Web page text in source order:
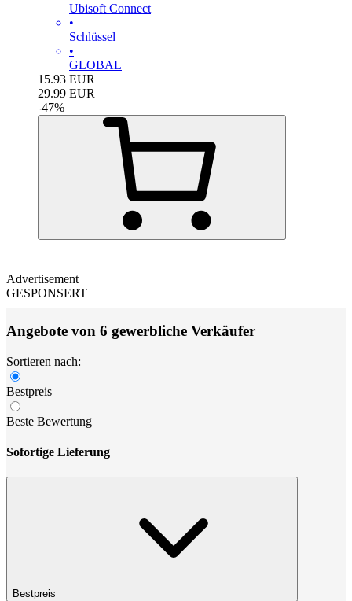
Ubisoft Connect
•
Schlüssel
•
GLOBAL
15.93 EUR
29.99 EUR
-47%
Advertisement
GESPONSERT
Angebote von 6 gewerbliche Verkäufer
Sortieren nach:
Bestpreis
Beste Bewertung
Sofortige Lieferung
Bestpreis